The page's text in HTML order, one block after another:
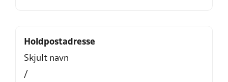
Holdpostadresse
Skjult navn
/